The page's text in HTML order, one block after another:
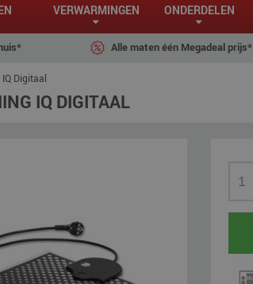
VERWARMINGEN ONDERDELEN
Alle maten één Megadeal prijs*
Digitaal
IQ DIGITAAL